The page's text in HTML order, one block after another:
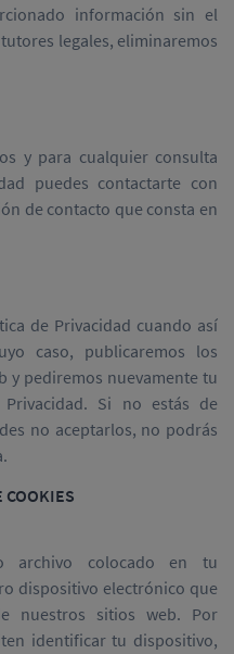
información sin el
legales, eliminaremos
y para cualquier consulta
puedes contactarte con
de contacto que consta en
de Privacidad cuando así
caso, publicaremos los
y pediremos nuevamente tu
Si no estás de
no aceptarlos, no podrás
COOKIES
archivo colocado en tu
dispositivo electrónico que
nuestros sitios web. Por
identificar tu dispositivo,